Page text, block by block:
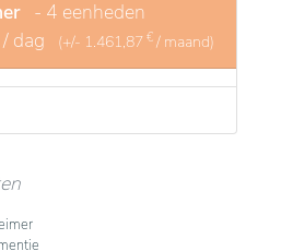
- 4 eenheden
/ dag (+/- 1.461,87 € / maand)